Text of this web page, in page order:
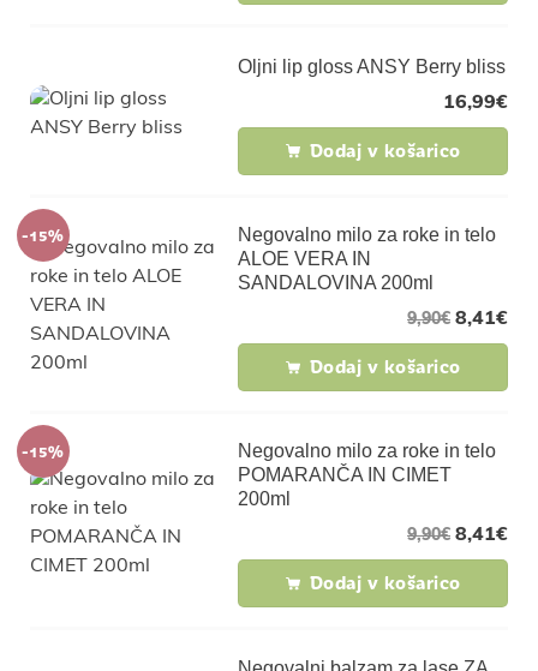
Oljni lip gloss ANSY Berry bliss
16,99€
Dodaj v košarico
-15%
Negovalno milo za roke in telo
ALOE VERA IN
SANDALOVINA 200ml
8,41€
9,90€
Dodaj v košarico
-15%
Negovalno milo za roke in telo
POMARANČA IN CIMET
200ml
8,41€
9,90€
Dodaj v košarico